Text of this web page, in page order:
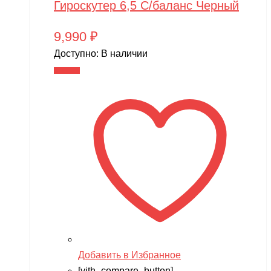
Гироскутер 6,5 С/баланс Черный
9,990 ₽
Доступно: В наличии
Добавить в Избранное